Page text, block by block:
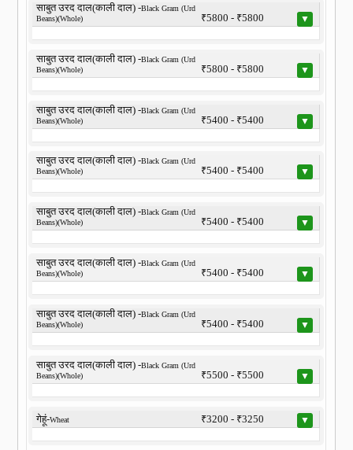
साबुत उरद दाल(काली दाल) -Black Gram (Urd
Beans)(Whole)
₹5800 - ₹5800 ▼
साबुत उरद दाल(काली दाल) -Black Gram (Urd
Beans)(Whole)
₹5800 - ₹5800 ▼
साबुत उरद दाल(काली दाल) -Black Gram (Urd
Beans)(Whole)
₹5400 - ₹5400 ▼
साबुत उरद दाल(काली दाल) -Black Gram (Urd
Beans)(Whole)
₹5400 - ₹5400 ▼
साबुत उरद दाल(काली दाल) -Black Gram (Urd
Beans)(Whole)
₹5400 - ₹5400 ▼
साबुत उरद दाल(काली दाल) -Black Gram (Urd
Beans)(Whole)
₹5400 - ₹5400 ▼
साबुत उरद दाल(काली दाल) -Black Gram (Urd
Beans)(Whole)
₹5400 - ₹5400 ▼
साबुत उरद दाल(काली दाल) -Black Gram (Urd
Beans)(Whole)
₹5500 - ₹5500 ▼
गेहूं-Wheat ₹3200 - ₹3250 ▼